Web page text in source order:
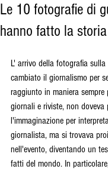
Le 10 fotografie di
hanno fatto la storia
L' arrivo della fotografia
cambiato il giornalismo per
raggiunto in maniera
giornali e riviste, non doveva
l'immaginazione per
giornalista, ma si trovava
nell'evento, diventando un
fatti del mondo. In